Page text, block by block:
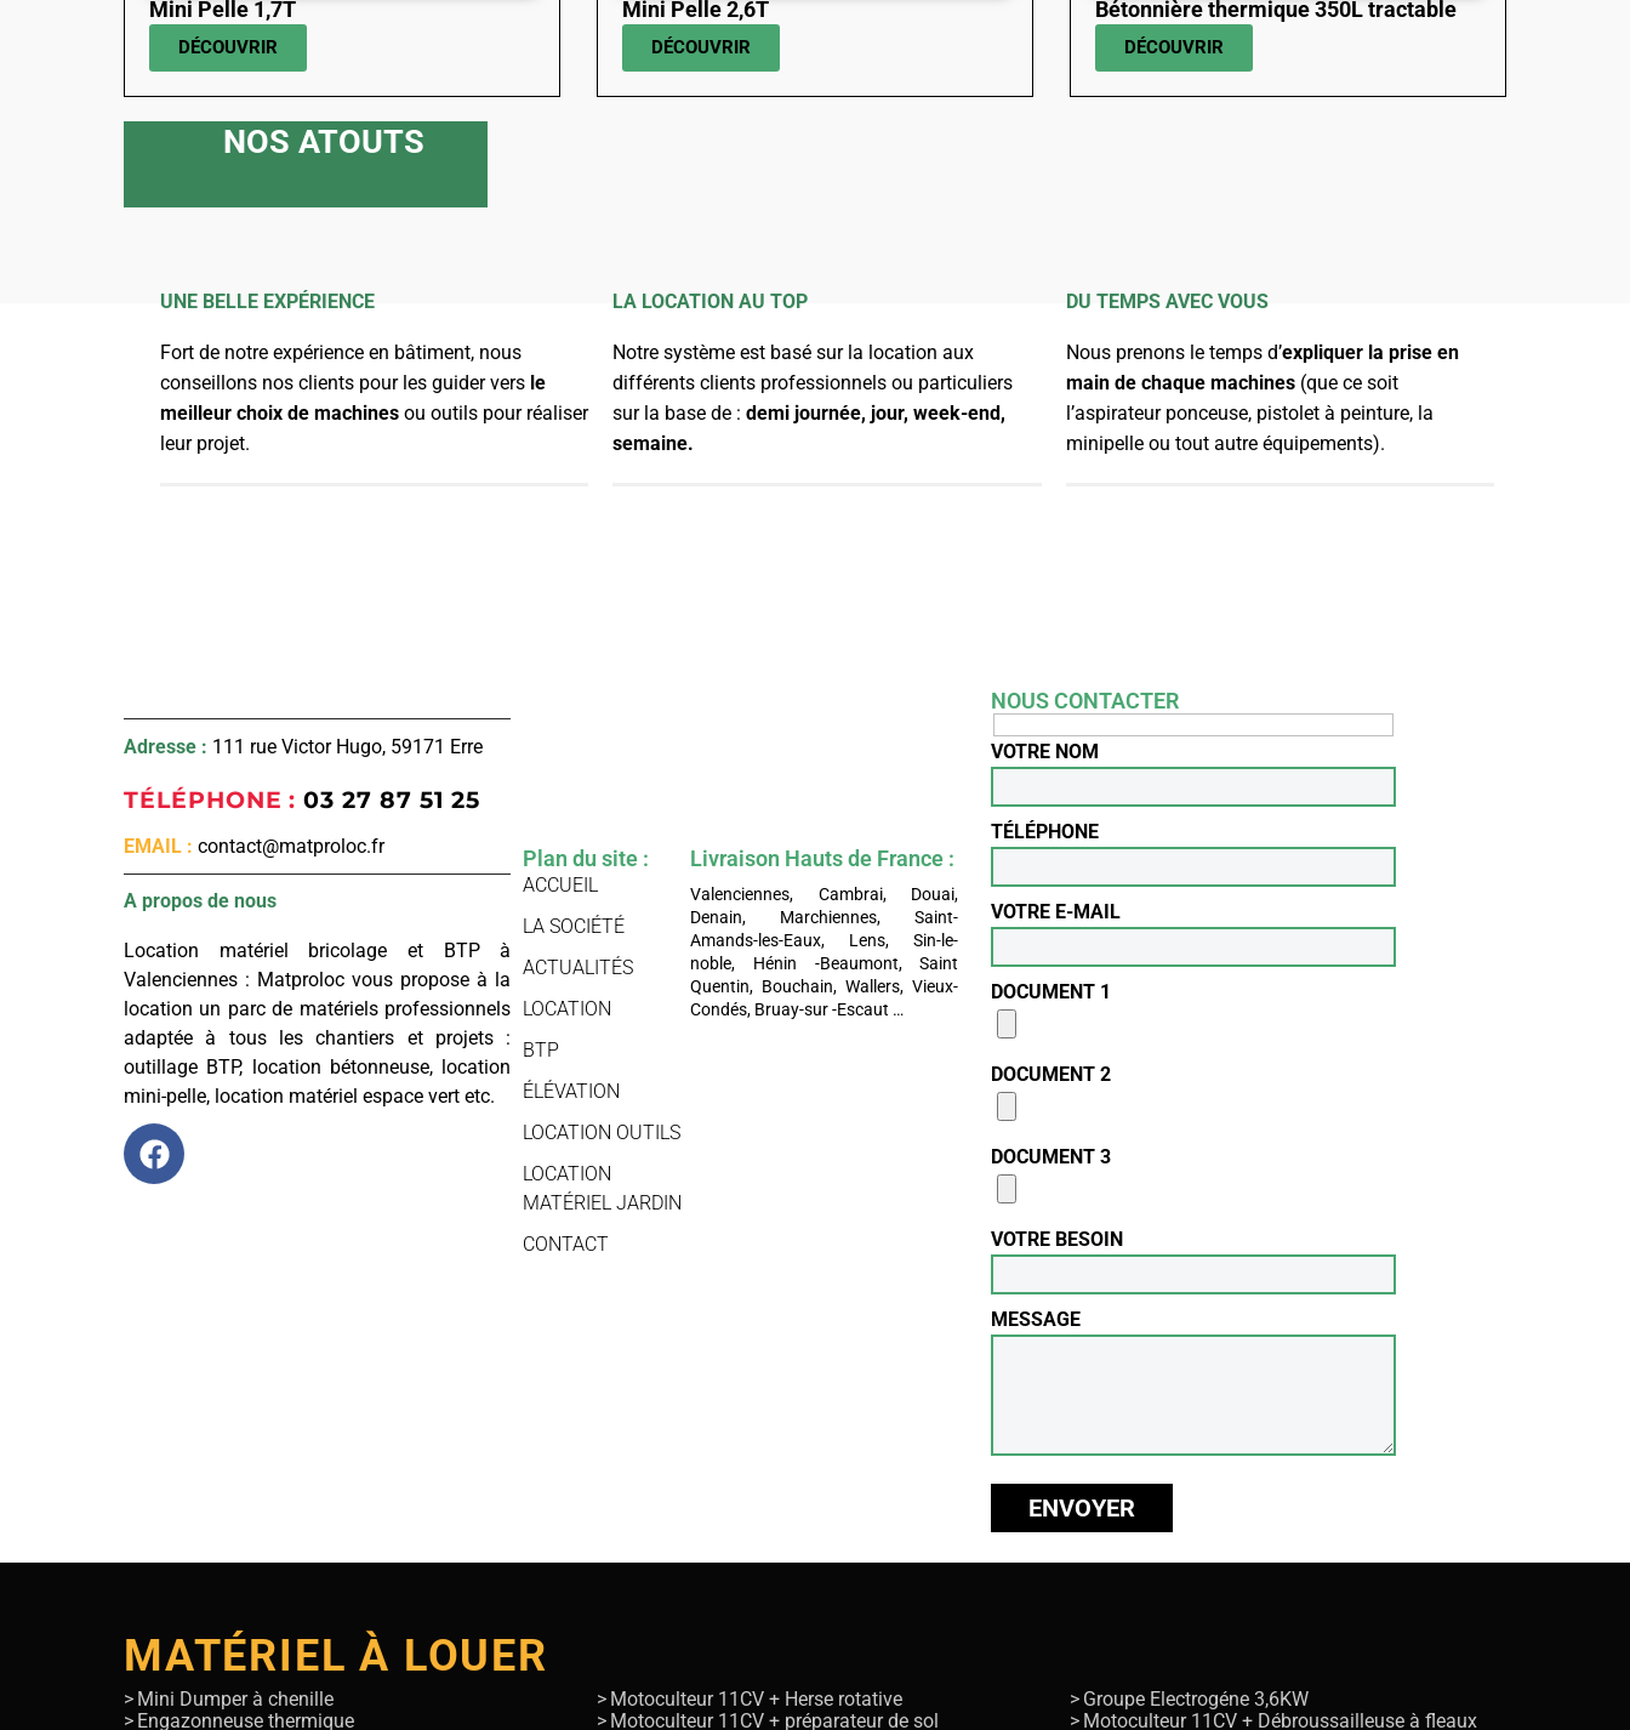
Mini Pelle 1,7T
DÉCOUVRIR
Mini Pelle 2,6T
DÉCOUVRIR
Bétonnière thermique 350L tractable
DÉCOUVRIR
NOS ATOUTS
UNE BELLE EXPÉRIENCE
Fort de notre expérience en bâtiment, nous
conseillons nos clients pour les guider vers le
meilleur choix de machines ou outils pour réaliser
leur projet.
LA LOCATION AU TOP
Notre système est basé sur la location aux
différents clients professionnels ou particuliers
sur la base de :demi journée, jour, week-end,
semaine.
DU TEMPS AVEC VOUS
Nous prenons le temps d’expliquer la prise en
main de chaque machines(que ce soit
l’aspirateur ponceuse, pistolet à peinture, la
minipelle ou tout autre équipements).
Adresse : 111 rue Victor Hugo, 59171 Erre
TÉLÉPHONE :03 27 87 51 25
EMAIL : contact@matproloc.fr
A propos de nous
Location matériel bricolage et BTP à
Valenciennes : Matproloc vous propose à la
location un parc de matériels professionnels
adaptée à tous les chantiers et projets :
outillage BTP, location bétonneuse, location
mini-pelle, location matériel espace vert etc.
Plan du site :
ACCUEIL
LA SOCIÉTÉ
ACTUALITÉS
LOCATION
BTP
ÉLÉVATION
LOCATION OUTILS
LOCATION
MATÉRIEL JARDIN
CONTACT
Livraison Hauts de France :
Valenciennes, Cambrai, Douai,
Denain, Marchiennes, Saint-
Amands-les-Eaux, Lens, Sin-le-
noble, Hénin -Beaumont, Saint
Quentin, Bouchain, Wallers, Vieux-
Condés, Bruay-sur -Escaut …
NOUS CONTACTER
VOTRE NOM
TÉLÉPHONE
VOTRE E-MAIL
DOCUMENT 1
DOCUMENT 2
DOCUMENT 3
VOTRE BESOIN
MESSAGE
MATÉRIEL À LOUER
Mini Dumper à chenille Motoculteur 11CV + Herse rotative
Groupe Electrogéne 3,6KW
Engazonneuse thermique
Motoculteur 11CV + préparateur de sol Motoculteur 11CV + Débroussailleuse à fleaux